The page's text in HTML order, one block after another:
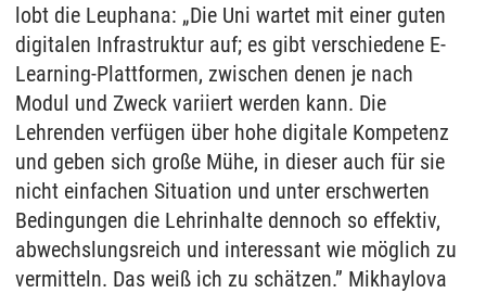
lobt die Leuphana: „Die Uni wartet mit einer guten
digitalen Infrastruktur auf; es gibt verschiedene E-
Learning-Plattformen, zwischen denen je nach
Modul und Zweck variiert werden kann. Die
Lehrenden verfügen über hohe digitale Kompetenz
und geben sich große Mühe, in dieser auch für sie
nicht einfachen Situation und unter erschwerten
Bedingungen die Lehrinhalte dennoch so effektiv,
abwechslungsreich und interessant wie möglich zu
vermitteln. Das weiß ich zu schätzen.” Mikhaylova